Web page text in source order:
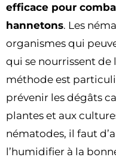
efficace pour
hannetons. Les
organismes qui
qui se nourrissent de
méthode est
prévenir les dégâts
plantes et aux
nématodes, il faut
l’humidifier à la